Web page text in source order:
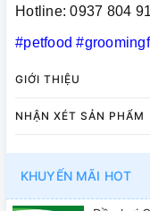
Hotline: 0937 804
#petfood
GIỚI THIỆU
NHẬN XÉT SẢN PHẨM
KHUYẾN MÃI HOT